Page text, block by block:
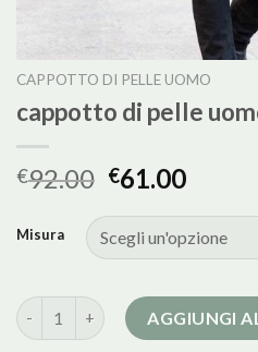
CAPPOTTO DI PELLE UOMO
cappotto di pelle
€92.00 €61.00
Misura
cappotto di pelle uomo quantità
AGGIUNGI